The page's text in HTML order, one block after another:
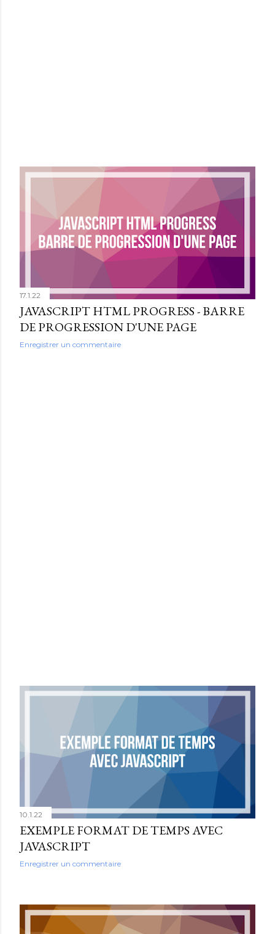
17.1.22
JAVASCRIPT HTML PROGRESS - BARRE
DE PROGRESSION D'UNE PAGE
Enregistrer un commentaire
10.1.22
EXEMPLE FORMAT DE TEMPS AVEC
JAVASCRIPT
Enregistrer un commentaire